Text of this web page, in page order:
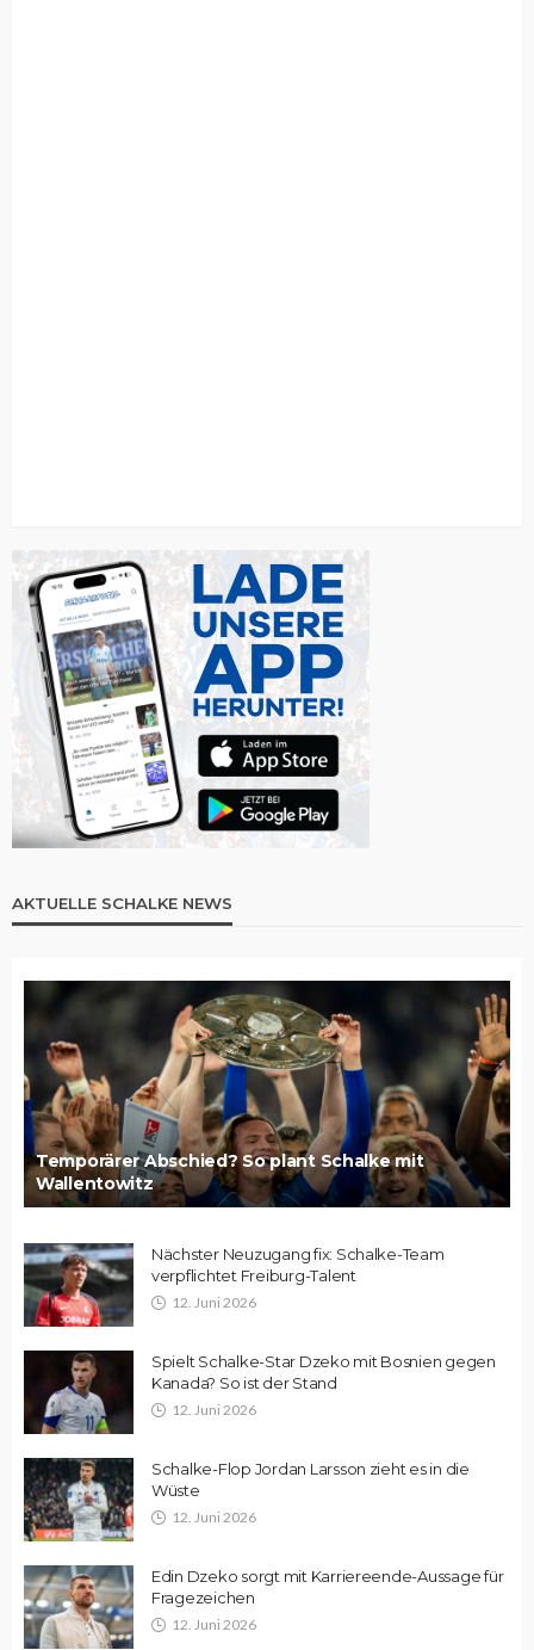
AKTUELLE SCHALKE NEWS
Temporärer Abschied? So plant Schalke mit
Wallentowitz
Nächster Neuzugang fix: Schalke-Team
verpflichtet Freiburg-Talent
12. Juni 2026
Spielt Schalke-Star Dzeko mit Bosnien gegen
Kanada? So ist der Stand
12. Juni 2026
Schalke-Flop Jordan Larsson zieht es in die
Wüste
12. Juni 2026
Edin Dzeko sorgt mit Karriereende-Aussage für
Fragezeichen
12. Juni 2026